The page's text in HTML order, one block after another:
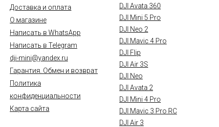
Доставка и оплата
О магазине
Написать в WhatsApp
Написать в Telegram
dji-mini@yandex.ru
Гарантия. Обмен и возврат
Политика
конфиденциальности
Карта сайта
DJI Avata 360
DJI Mini 5 Pro
DJI Neo 2
DJI Mavic 4 Pro
DJI Flip
DJI Air 3S
DJI Neo
DJI Avata 2
DJI Mini 4 Pro
DJI Mavic 3 Pro RC
DJI Air 3